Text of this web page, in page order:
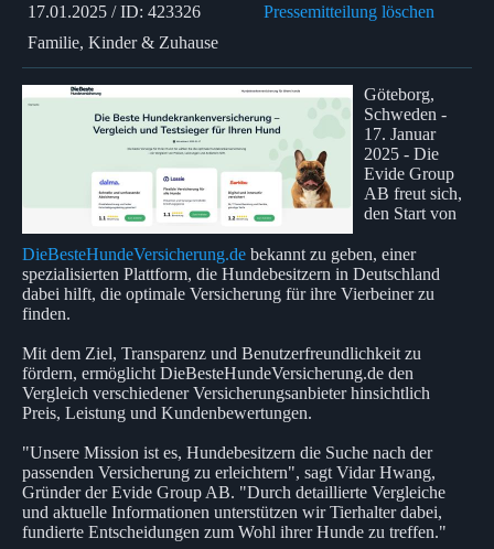
17.01.2025 / ID: 423326
Pressemitteilung löschen
Familie, Kinder & Zuhause
Göteborg,
Schweden -
17. Januar
2025 - Die
Evide Group
AB freut sich,
den Start von
DieBesteHundeVersicherung.de bekannt zu geben, einer
spezialisierten Plattform, die Hundebesitzern in Deutschland
dabei hilft, die optimale Versicherung für ihre Vierbeiner zu
finden.
Mit dem Ziel, Transparenz und Benutzerfreundlichkeit zu
fördern, ermöglicht DieBesteHundeVersicherung.de den
Vergleich verschiedener Versicherungsanbieter hinsichtlich
Preis, Leistung und Kundenbewertungen.
"Unsere Mission ist es, Hundebesitzern die Suche nach der
passenden Versicherung zu erleichtern", sagt Vidar Hwang,
Gründer der Evide Group AB. "Durch detaillierte Vergleiche
und aktuelle Informationen unterstützen wir Tierhalter dabei,
fundierte Entscheidungen zum Wohl ihrer Hunde zu treffen."